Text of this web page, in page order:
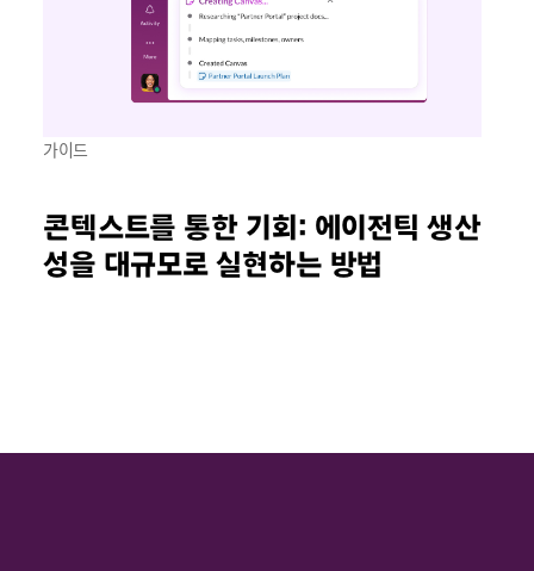
가이드
콘텍스트를 통한 기회: 에이전틱 생산
성을 대규모로 실현하는 방법